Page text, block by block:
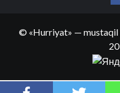
© «Hurriyat» — mustaqil